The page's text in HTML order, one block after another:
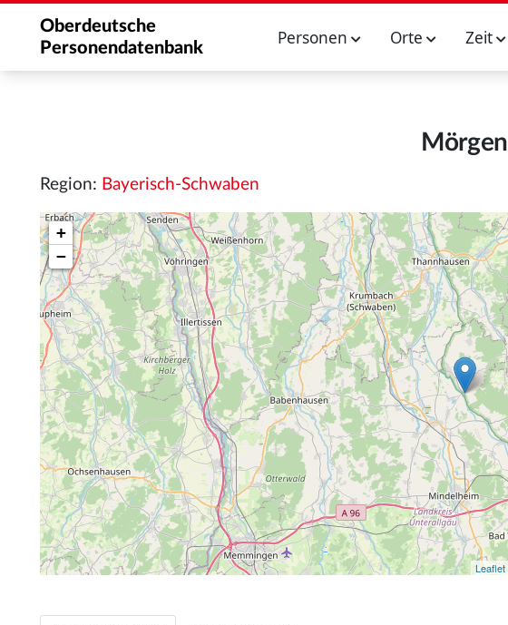
Oberdeutsche
Personendatenbank
Personen Orte Zeit
Mörgen
Region: Bayerisch-Schwaben
+
−
Leaflet